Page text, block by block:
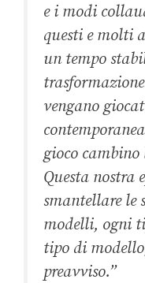
e i modi
questi e molti
un tempo
vengano
gioco cambino
Questa nostra
smantellare le
modelli, ogni
tipo di
preavviso.”